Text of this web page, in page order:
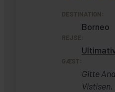
DESTINATION:
Borneo
REJSE:
GÆST:
Gitte